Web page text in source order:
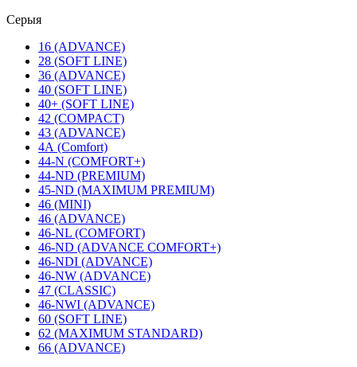
Серыя
16 (ADVANCE)
28 (SOFT LINE)
36 (ADVANCE)
40 (SOFT LINE)
40+ (SOFT LINE)
42 (COMPACT)
43 (ADVANCE)
4А (Comfort)
44-N (COMFORT+)
44-ND (PREMIUM)
45-ND (MAXIMUM PREMIUM)
46 (MINI)
46 (ADVANCE)
46-NL (COMFORT)
46-ND (ADVANCE COMFORT+)
46-NDI (ADVANCE)
46-NW (ADVANCE)
47 (CLASSIC)
46-NWI (ADVANCE)
60 (SOFT LINE)
62 (MAXIMUM STANDARD)
66 (ADVANCE)